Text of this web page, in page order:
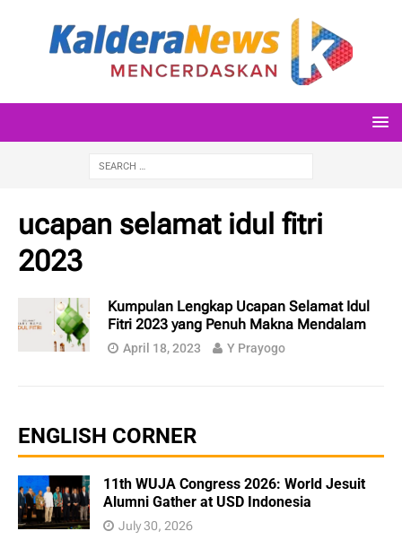
ucapan selamat idul fitri
2023
Kumpulan Lengkap Ucapan Selamat Idul
Fitri 2023 yang Penuh Makna Mendalam
April 18, 2023 Y Prayogo
ENGLISH CORNER
11th WUJA Congress 2026: World Jesuit
Alumni Gather at USD Indonesia
July 30, 2026